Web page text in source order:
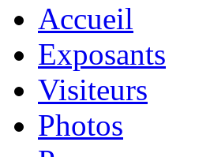
Accueil
Exposants
Visiteurs
Photos